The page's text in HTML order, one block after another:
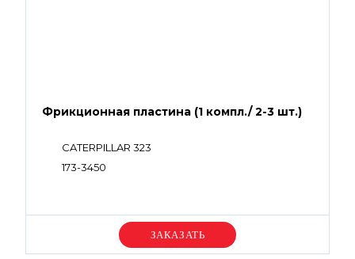
Фрикционная пластина (1 компл./ 2-3 шт.)
CATERPILLAR 323
173-3450
Уточняйте цену